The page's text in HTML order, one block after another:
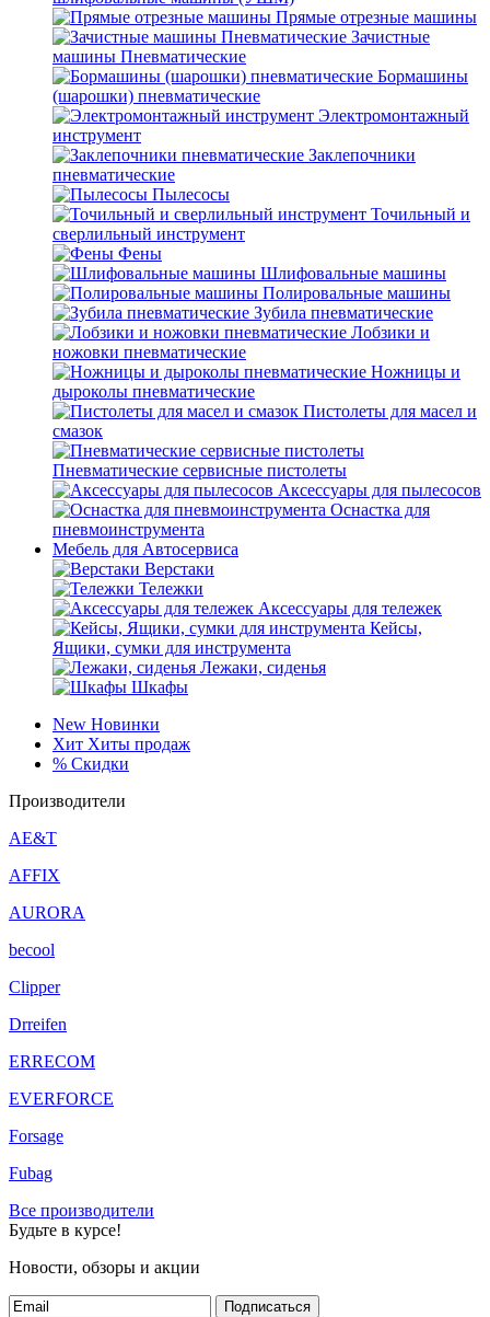
Прямые отрезные машины
Зачистные
машины Пневматические
Бормашины
(шарошки) пневматические
Электромонтажный
инструмент
Заклепочники
пневматические
Пылесосы
Точильный и
сверлильный инструмент
Фены
Шлифовальные машины
Полировальные машины
Зубила пневматические
Лобзики и
ножовки пневматические
Ножницы и
дыроколы пневматические
Пистолеты для масел и
смазок
Пневматические сервисные пистолеты
Аксессуары для пылесосов
Оснастка для
пневмоинструмента
Мебель для Автосервиса
Верстаки
Тележки
Аксессуары для тележек
Кейсы,
Ящики, сумки для инструмента
Лежаки, сиденья
Шкафы
New Новинки
Хит Хиты продаж
% Скидки
Производители
AE&T
AFFIX
AURORA
becool
Clipper
Drreifen
ERRECOM
EVERFORCE
Forsage
Fubag
Все производители
Будьте в курсе!
Новости, обзоры и акции
Подписаться